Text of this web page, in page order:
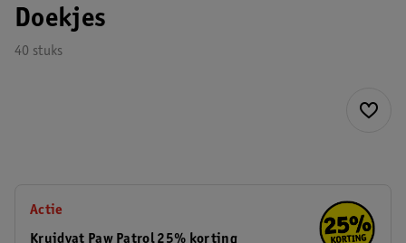
Doekjes
40 stuks
Actie
Kruidvat Paw Patrol 25% korting